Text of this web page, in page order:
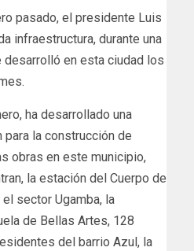
pasado, el presidente Luis
infraestructura, durante una
en esta ciudad los
ha desarrollado una
la construcción de
obras en este municipio,
la estación del Cuerpo de
sector Ugamba, la
de Bellas Artes, 128
del barrio Azul, la